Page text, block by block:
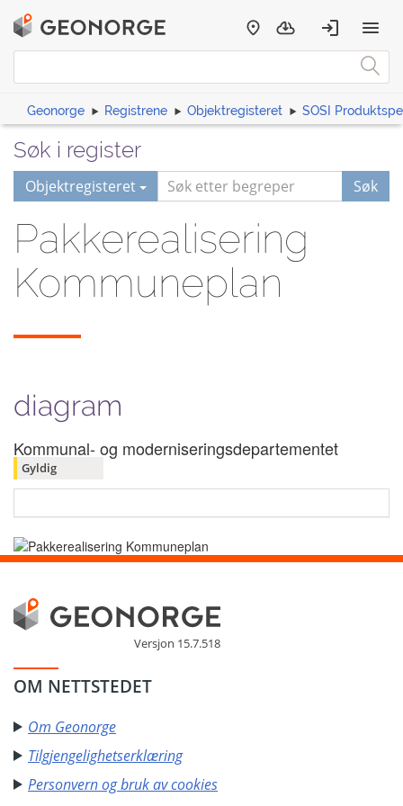
Geonorge Registrene Objektregisteret SOSI
Søk i register
Objektregisteret Søk
Pakkerealisering
Kommuneplan
diagram
Kommunal- og moderniseringsdepartementet
Gyldig